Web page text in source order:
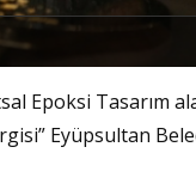
Epoksi Tasarım
Eyüpsultan